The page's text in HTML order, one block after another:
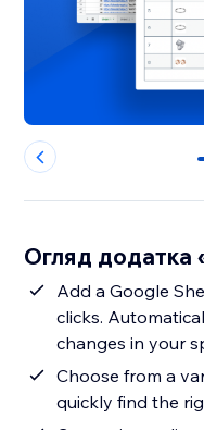
Огляд додатка
Add a Google
clicks.
changes in your
Choose from a
quickly find the